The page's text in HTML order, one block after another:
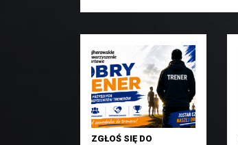
ZGŁOŚ SIĘ DO